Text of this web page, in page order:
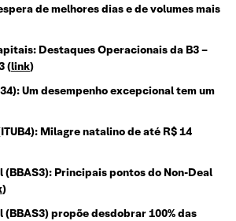
de melhores dias e de volumes mais
Destaques Operacionais da B3 –
(link)
Um desempenho excepcional tem um
Milagre natalino de até R$ 14
(BBAS3): Principais pontos do Non-Deal
)
(BBAS3) propõe desdobrar 100% das